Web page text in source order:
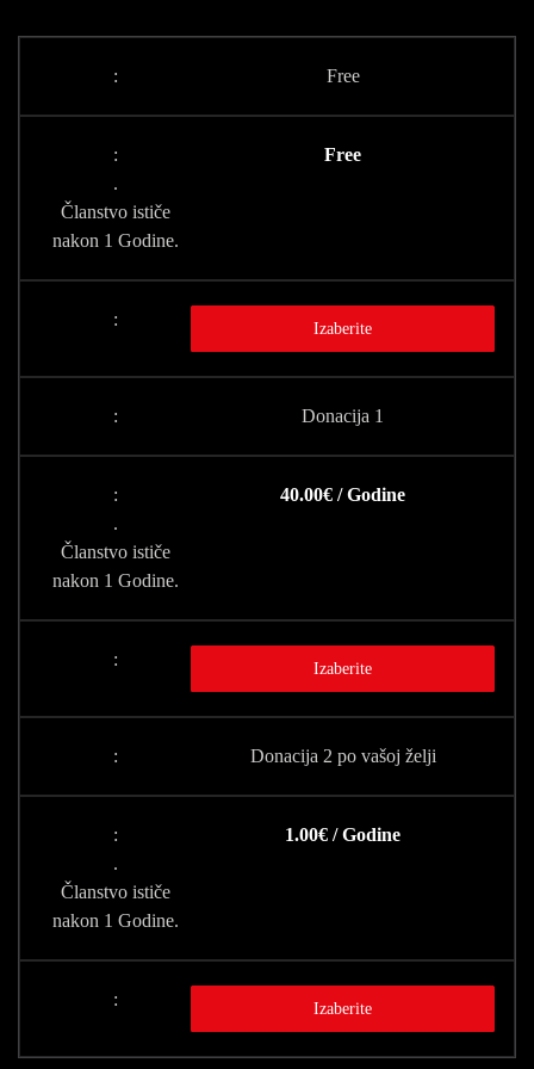
Free
Free
.
Članstvo ističe
nakon 1 Godine.
Izaberite
Donacija 1
40.00€ / Godine
.
Članstvo ističe
nakon 1 Godine.
Izaberite
Donacija 2 po vašoj želji
1.00€ / Godine
.
Članstvo ističe
nakon 1 Godine.
Izaberite